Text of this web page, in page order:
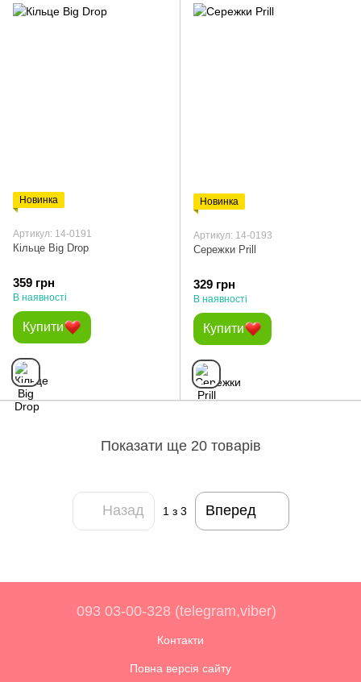
Новинка
Артикул: 14-0191
Кільце Big Drop
359 грн
В наявності
Купити
Новинка
Артикул: 14-0193
Сережки Prill
329 грн
В наявності
Купити
Показати ще 20 товарів
Назад 1 з 3 Вперед
093 03-00-328 (telegram,viber)
Контакти
Повна версія сайту